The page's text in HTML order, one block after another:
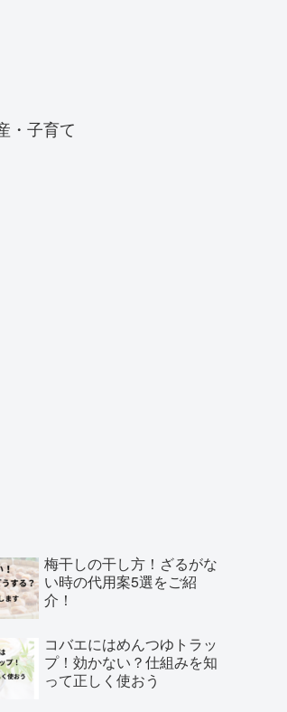
・子育て
梅干しの干し方！ざるがな
い時の代用案5選をご紹
介！
コバエにはめんつゆトラッ
プ！効かない？仕組みを知
って正しく使おう